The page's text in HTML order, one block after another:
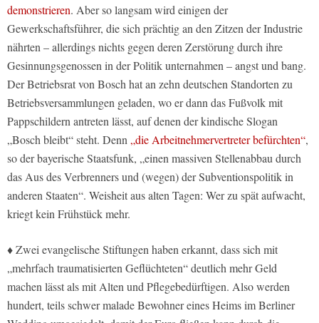
demonstrieren. Aber so langsam wird einigen der
Gewerkschaftsführer, die sich prächtig an den Zitzen der Industrie
nährten – allerdings nichts gegen deren Zerstörung durch ihre
Gesinnungsgenossen in der Politik unternahmen – angst und bang.
Der Betriebsrat von Bosch hat an zehn deutschen Standorten zu
Betriebsversammlungen geladen, wo er dann das Fußvolk mit
Pappschildern antreten lässt, auf denen der kindische Slogan
„Bosch bleibt“ steht. Denn„die Arbeitnehmervertreter befürchten“,
so der bayerische Staatsfunk, „einen massiven Stellenabbau durch
das Aus des Verbrenners und (wegen) der Subventionspolitik in
anderen Staaten“. Weisheit aus alten Tagen: Wer zu spät aufwacht,
kriegt kein Frühstück mehr.
♦ Zwei evangelische Stiftungen haben erkannt, dass sich mit
„mehrfach traumatisierten Geflüchteten“ deutlich mehr Geld
machen lässt als mit Alten und Pflegebedürftigen. Also werden
hundert, teils schwer malade Bewohner eines Heims im Berliner